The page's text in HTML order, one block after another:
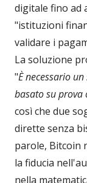
digitale fino ad
"istituzioni
validare i
La soluzione
"È necessario
basato su prova
così che due
dirette senza
parole, Bitcoin
la fiducia
nella